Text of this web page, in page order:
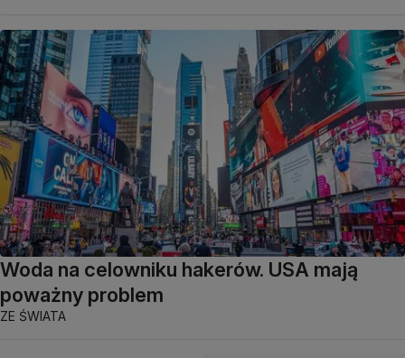
Woda na celowniku hakerów. USA mają
poważny problem
ZE ŚWIATA